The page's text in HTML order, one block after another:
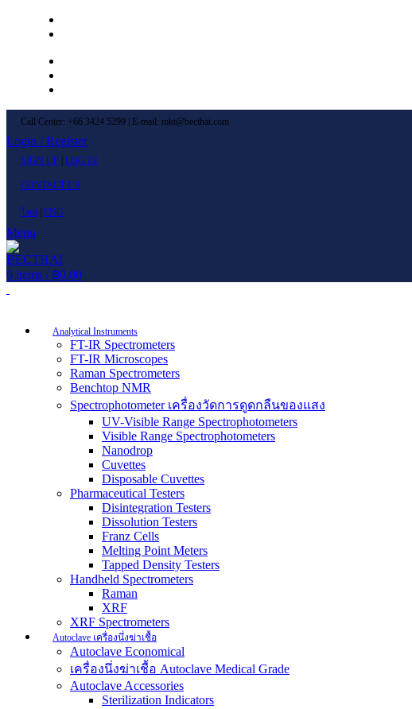
Call Center: +66 3424 5299 | E-mail: mkt@becthai.com
Login / Register
SIGN UP LOG IN
CONTACT US
ไทย ENG
Menu
0 items / ฿0.00
Analytical Instruments
FT-IR Spectrometers
FT-IR Microscopes
Raman Spectrometers
Benchtop NMR
Spectrophotometer เครื่องวัดการดูดกลืนของแสง
UV-Visible Range Spectrophotometers
Visible Range Spectrophotometers
Nanodrop
Cuvettes
Disposable Cuvettes
Pharmaceutical Testers
Disintegration Testers
Dissolution Testers
Franz Cells
Melting Point Meters
Tapped Density Testers
Handheld Spectrometers
Raman
XRF
XRF Spectrometers
Autoclave เครื่องนึ่งฆ่าเชื้อ
Autoclave Economical
เครื่องนึ่งฆ่าเชื้อ Autoclave Medical Grade
Autoclave Accessories
Sterilization Indicators